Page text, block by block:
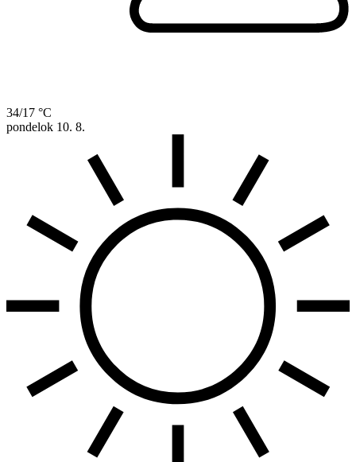
34/17 °C
pondelok 10. 8.